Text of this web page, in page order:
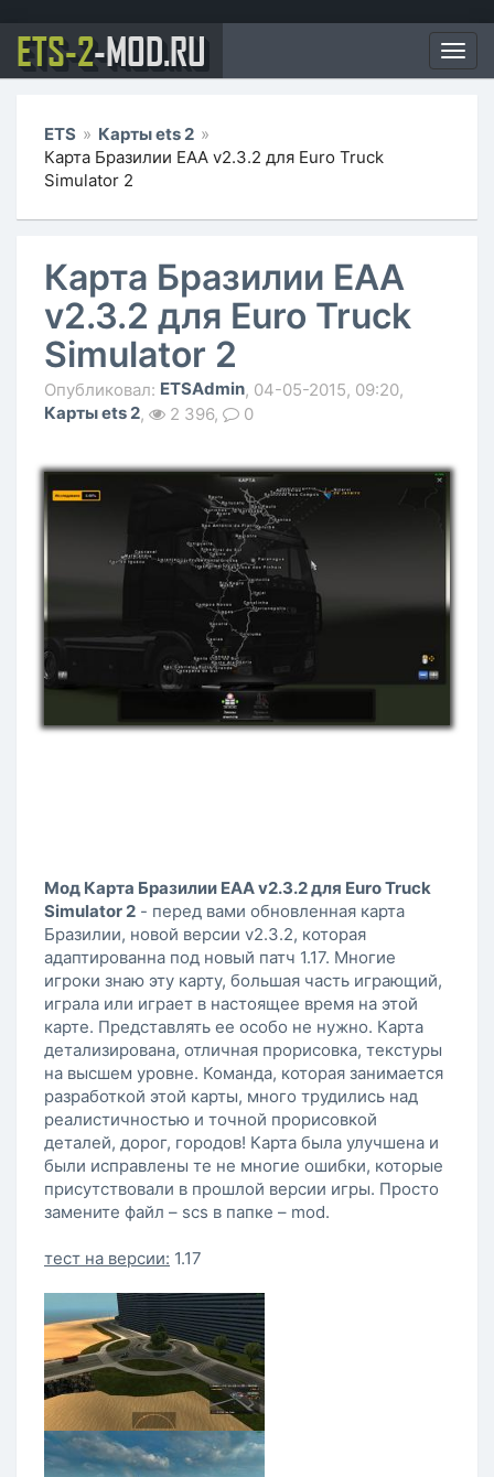
ETS-2-MOD.RU
ETS » Карты ets 2 »
Карта Бразилии ЕАА v2.3.2 для Euro Truck
Simulator 2
Карта Бразилии ЕАА
v2.3.2 для Euro Truck
Simulator 2
Опубликовал: ETSAdmin, 04-05-2015, 09:20,
Карты ets 2, 2 396, 0
Мод Карта Бразилии ЕАА v2.3.2 для Euro Truck
Simulator 2 - перед вами обновленная карта
Бразилии, новой версии v2.3.2, которая
адаптированна под новый патч 1.17. Многие
игроки знаю эту карту, большая часть играющий,
играла или играет в настоящее время на этой
карте. Представлять ее особо не нужно. Карта
детализирована, отличная прорисовка, текстуры
на высшем уровне. Команда, которая занимается
разработкой этой карты, много трудились над
реалистичностью и точной прорисовкой
деталей, дорог, городов! Карта была улучшена и
были исправлены те не многие ошибки, которые
присутствовали в прошлой версии игры. Просто
замените файл – scs в папке – mod.
тест на версии: 1.17